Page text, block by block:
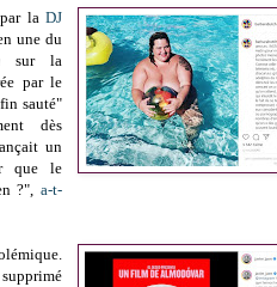
la DJ
une du
sur la
par le
sauté"
dès
un
que le
?", a-t-